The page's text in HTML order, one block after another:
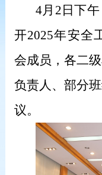
4月2日下
开2025年安全
会成员，各二
负责人、部分
议。